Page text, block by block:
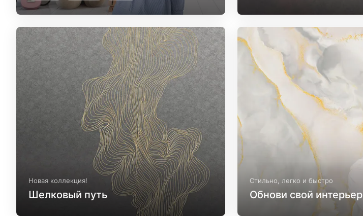
Новая коллекция!
Шелковый путь
Стильно, легко и быстро
Обнови свой интерьер